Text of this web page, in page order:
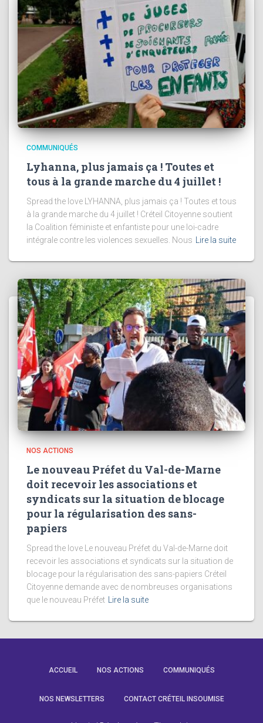
COMMUNIQUÉS
Lyhanna, plus jamais ça ! Toutes et
tous à la grande marche du 4 juillet !
Spread the love LYHANNA, plus jamais ça ! Toutes et tous
à la grande marche du 4 juillet ! Créteil Citoyenne soutient
la Coalition féministe et enfantiste pour une loi-cadre
intégrale contre les violences sexuelles. Nous Lire la suite
NOS ACTIONS
Le nouveau Préfet du Val-de-Marne
doit recevoir les associations et
syndicats sur la situation de blocage
pour la régularisation des sans-
papiers
Spread the love Le nouveau Préfet du Val-de-Marne doit
recevoir les associations et syndicats sur la situation de
blocage pour la régularisation des sans-papiers Créteil
Citoyenne demande avec de nombreuses organisations
que le nouveau Préfet
Lire la suite
ACCUEIL NOS ACTIONS COMMUNIQUÉS
NOS NEWSLETTERS CONTACT CRÉTEIL INSOUMISE